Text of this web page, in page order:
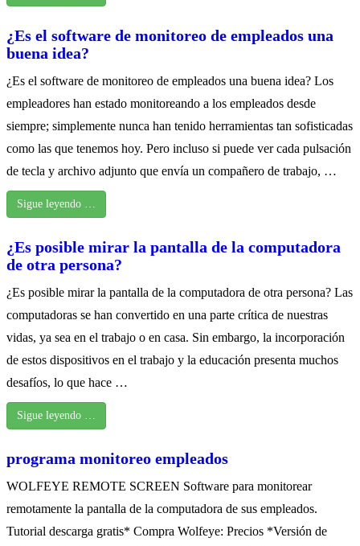
¿Es el software de monitoreo de empleados una
buena idea?
¿Es el software de monitoreo de empleados una buena idea? Los
empleadores han estado monitoreando a los empleados desde
siempre; simplemente nunca han tenido herramientas tan sofisticadas
como las que tenemos hoy. Pero incluso si puede ver cada pulsación
de tecla y archivo adjunto que envía un compañero de trabajo, …
Sigue leyendo …
¿Es posible mirar la pantalla de la computadora
de otra persona?
¿Es posible mirar la pantalla de la computadora de otra persona? Las
computadoras se han convertido en una parte crítica de nuestras
vidas, ya sea en el trabajo o en casa. Sin embargo, la incorporación
de estos dispositivos en el trabajo y la educación presenta muchos
desafíos, lo que hace …
Sigue leyendo …
programa monitoreo empleados
WOLFEYE REMOTE SCREEN Software para monitorear
remotamente la pantalla de la computadora de sus empleados.
Tutorial descarga gratis* Compra Wolfeye: Precios *Versión de